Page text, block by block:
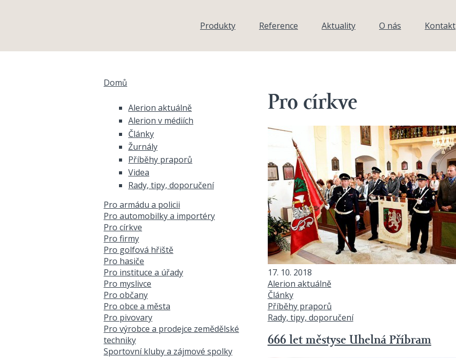
Produkty
Reference Aktuality O nás Kontakt
Domů
Pro církve
17. 10. 2018
Alerion aktuálně
Články
Příběhy praporů
Rady, tipy, doporučení
666 let městyse Uhelná Příbram
Alerion aktuálně
Alerion v médiích
Články
Žurnály
Příběhy praporů
Videa
Rady, tipy, doporučení
Pro armádu a policii
Pro automobilky a importéry
Pro církve
Pro firmy
Pro golfová hřiště
Pro hasiče
Pro instituce a úřady
Pro myslivce
Pro občany
Pro obce a města
Pro pivovary
Pro výrobce a prodejce zemědělské
techniky
Sportovní kluby a zájmové spolky